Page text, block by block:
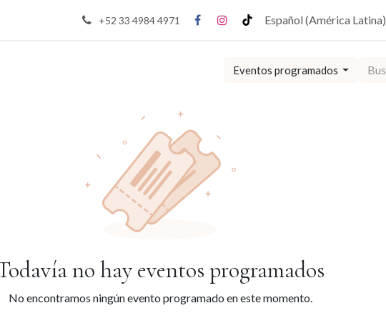
+52 33 4984 4971 Español (América Latina)
Eventos programados
no hay eventos programados
No encontramos ningún evento programado en este momento.